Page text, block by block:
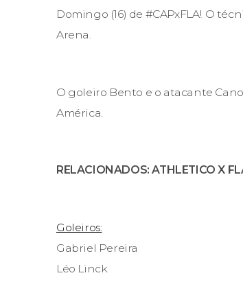
Domingo (16) de #CAPxFLA! O
Arena.
O goleiro Bento e o atacante
América.
RELACIONADOS: ATHLETICO X
Goleiros:
Gabriel Pereira
Léo Linck